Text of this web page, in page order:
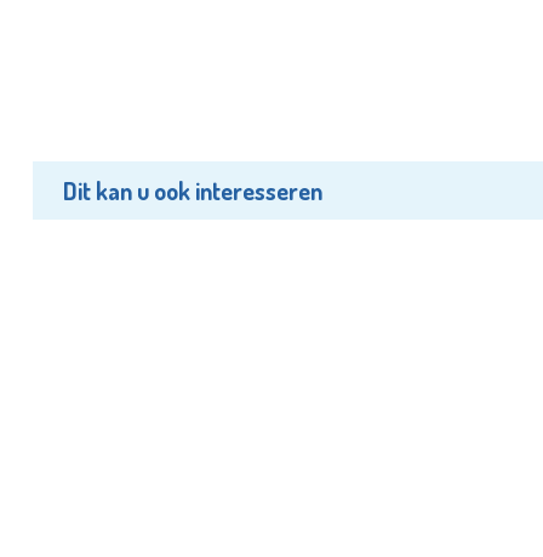
Dit kan u ook interesseren